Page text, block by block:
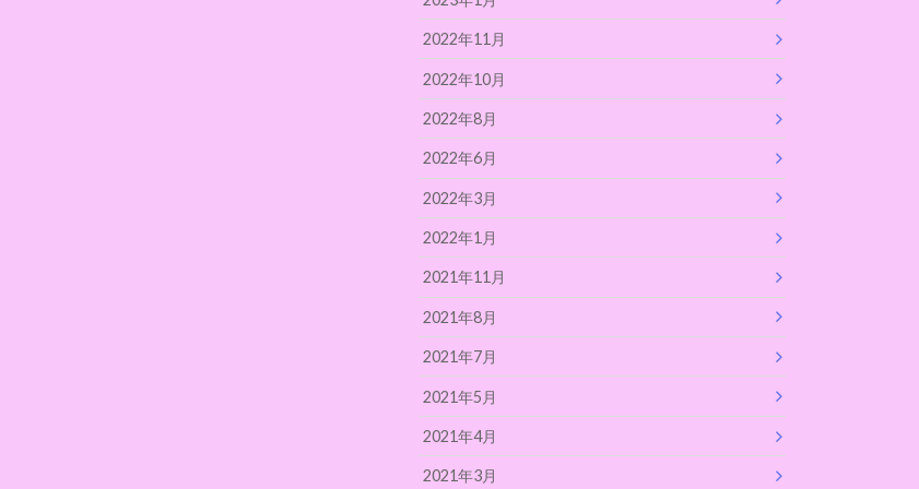
2022年11月
2022年10月
2022年8月
2022年6月
2022年3月
2022年1月
2021年11月
2021年8月
2021年7月
2021年5月
2021年4月
2021年3月